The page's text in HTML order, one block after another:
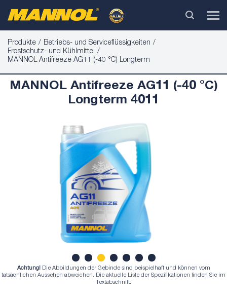
Produkte
Betriebs- und Serviceflüssigkeiten
Frostschutz- und Kühlmittel
MANNOL Antifreeze AG11 (-40 °C) Longterm
MANNOL Antifreeze AG11 (-40 °C)
Longterm 4011
1 2 3 4 5 6 7
Achtung! Die Abbildungen der Gebinde sind beispielhaft und können vom
tatsächlichen Aussehen abweichen. Die aktuelle Liste der Spezifikationen finden Sie im
Textabschnitt.